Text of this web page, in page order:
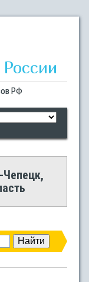
РФ
Чепецк,